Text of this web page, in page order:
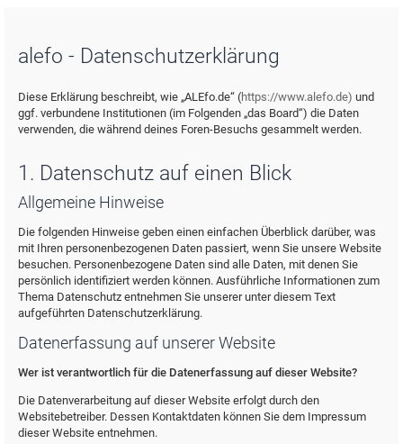
alefo - Datenschutzerklärung
Diese Erklärung beschreibt, wie „ALEfo.de“ (https://www.alefo.de) und
ggf. verbundene Institutionen (im Folgenden „das Board“) die Daten
verwenden, die während deines Foren-Besuchs gesammelt werden.
1. Datenschutz auf einen Blick
Allgemeine Hinweise
Die folgenden Hinweise geben einen einfachen Überblick darüber, was
mit Ihren personenbezogenen Daten passiert, wenn Sie unsere Website
besuchen. Personenbezogene Daten sind alle Daten, mit denen Sie
persönlich identifiziert werden können. Ausführliche Informationen zum
Thema Datenschutz entnehmen Sie unserer unter diesem Text
aufgeführten Datenschutzerklärung.
Datenerfassung auf unserer Website
Wer ist verantwortlich für die Datenerfassung auf dieser Website?
Die Datenverarbeitung auf dieser Website erfolgt durch den
Websitebetreiber. Dessen Kontaktdaten können Sie dem Impressum
dieser Website entnehmen.